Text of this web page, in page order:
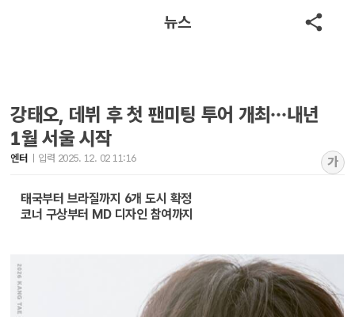
뉴스
강태오, 데뷔 후 첫 팬미팅 투어 개최…내년
1월 서울 시작
엔터 입력 2025. 12. 02 11:16 가
태국부터 브라질까지 6개 도시 확정
코너 구상부터 MD 디자인 참여까지